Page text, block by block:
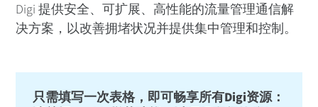
Digi 提供安全、可扩展、高性能的流量管理通信解
决方案，以改善拥堵状况并提供集中管理和控制。
只需填写一次表格，即可畅享所有Digi资源：